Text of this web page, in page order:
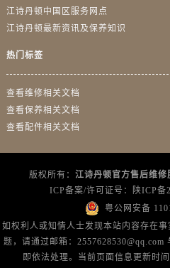
江诗丹顿中国区服务网点
江诗丹顿最新资讯及保养知识
热门标签
查看维修相关文档
查看保养相关文档
查看配件相关文档
版权所有： 江诗丹顿官方售后维修
ICP备案/许可证号：
陕ICP备
粤公网安备
如权利人或知情人士发现本站内容存在
题，请通过邮箱：
即依法处理。当前页面信息更新时